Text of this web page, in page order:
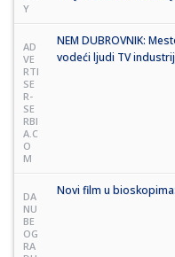
Y
AD
VE
RTI
SE
R-
SE
RBI
A.C
O
M
NEM DUBROVNIK:
vodeći ljudi TV
DA
NU
BE
OG
RA
Novi film u